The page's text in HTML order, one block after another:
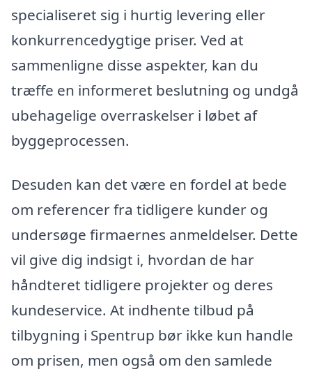
specialiseret sig i hurtig levering eller
konkurrencedygtige priser. Ved at
sammenligne disse aspekter, kan du
træffe en informeret beslutning og undgå
ubehagelige overraskelser i løbet af
byggeprocessen.
Desuden kan det være en fordel at bede
om referencer fra tidligere kunder og
undersøge firmaernes anmeldelser. Dette
vil give dig indsigt i, hvordan de har
håndteret tidligere projekter og deres
kundeservice. At indhente tilbud på
tilbygning i Spentrup bør ikke kun handle
om prisen, men også om den samlede